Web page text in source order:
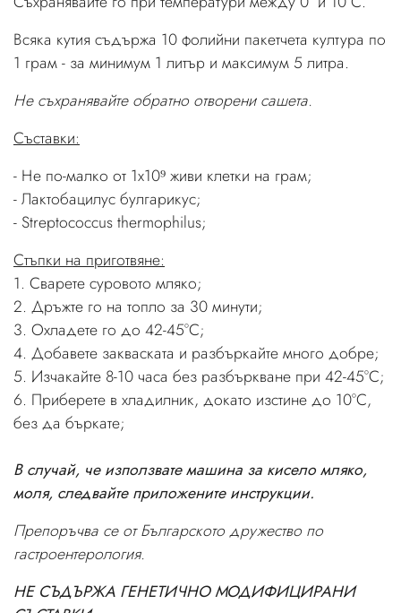
Всяка кутия съдържа 10 фолийни пакетчета култура по
1 грам - за минимум 1 литър и максимум 5 литра.
Не съхранявайте обратно отворени сашета.
Съставки:
- Не по-малко от 1x10⁹ живи клетки на грам;
- Лактобацилус булгарикус;
- Streptococcus thermophilus;
Стъпки на приготвяне:
1. Сварете суровото мляко;
2. Дръжте го на топло за 30 минути;
3. Охладете го до 42-45°C;
4. Добавете закваската и разбъркайте много добре;
5. Изчакайте 8-10 часа без разбъркване при 42-45°C;
6. Приберете в хладилник, докато изстине до 10°C,
без да бъркате;
В случай, че използвате машина за кисело мляко,
моля, следвайте приложените инструкции.
Препоръчва се от Българското дружество по
гастроентерология.
НЕ СЪДЪРЖА ГЕНЕТИЧНО МОДИФИЦИРАНИ